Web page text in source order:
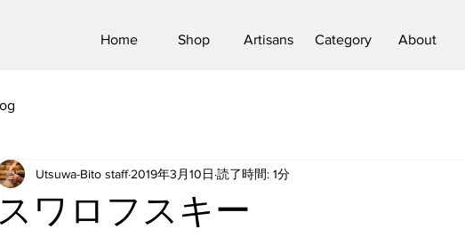
Home Shop Artisans Category About
スワロフスキー
Utsuwa-Bito staff 2019年3月10日 読了時間: 1分